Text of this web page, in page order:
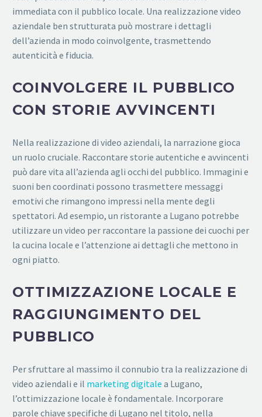
immediata con il pubblico locale. Una realizzazione video
aziendale ben strutturata può mostrare i dettagli
dell’azienda in modo coinvolgente, trasmettendo
autenticità e fiducia.
COINVOLGERE IL PUBBLICO
CON STORIE AVVINCENTI
Nella realizzazione di video aziendali, la narrazione gioca
un ruolo cruciale. Raccontare storie autentiche e avvincenti
può dare vita all’azienda agli occhi del pubblico. Immagini e
suoni ben coordinati possono trasmettere messaggi
emotivi che rimangono impressi nella mente degli
spettatori. Ad esempio, un ristorante a Lugano potrebbe
utilizzare un video per raccontare la passione dei cuochi per
la cucina locale e l’attenzione ai dettagli che mettono in
ogni piatto.
OTTIMIZZAZIONE LOCALE E
RAGGIUNGIMENTO DEL
PUBBLICO
Per sfruttare al massimo il connubio tra la realizzazione di
video aziendali e il marketing digitale a Lugano,
l’ottimizzazione locale è fondamentale. Incorporare
parole chiave specifiche di Lugano nel titolo, nella